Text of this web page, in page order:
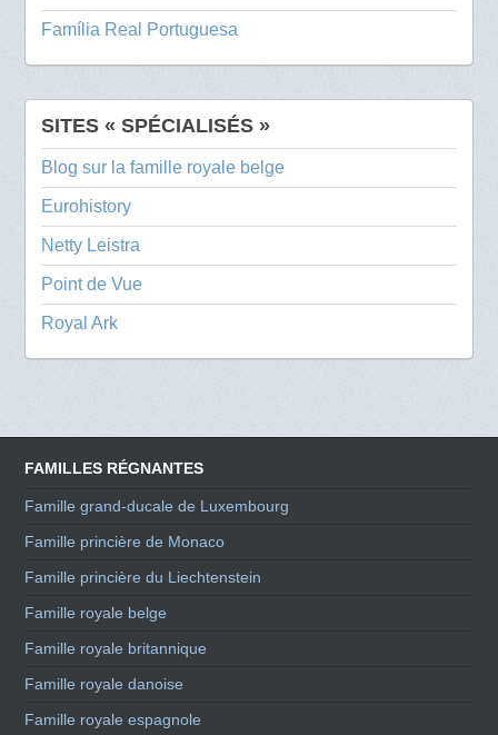
Família Real Portuguesa
SITES « SPÉCIALISÉS »
Blog sur la famille royale belge
Eurohistory
Netty Leistra
Point de Vue
Royal Ark
FAMILLES RÉGNANTES
Famille grand-ducale de Luxembourg
Famille princière de Monaco
Famille princière du Liechtenstein
Famille royale belge
Famille royale britannique
Famille royale danoise
Famille royale espagnole